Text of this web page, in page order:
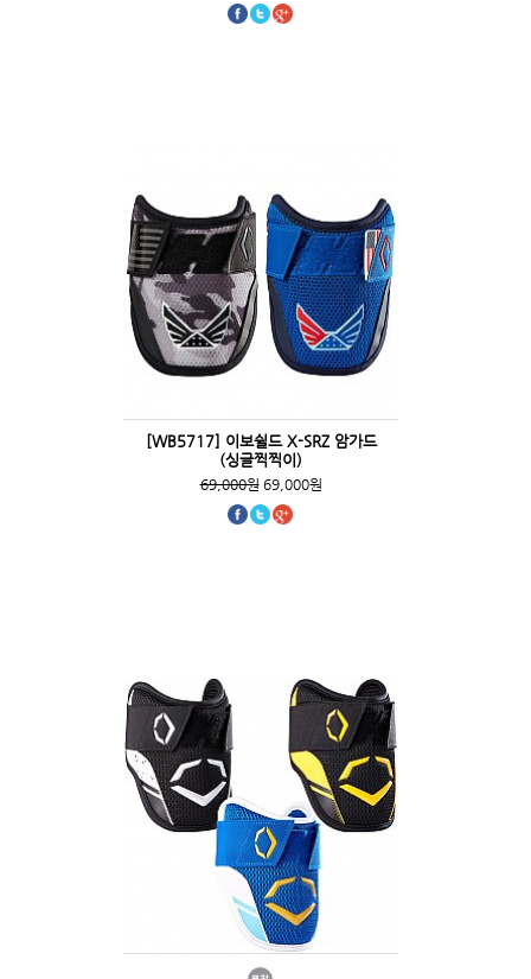
[WB5717] 이보쉴드 X-SRZ 암가드
(싱글찍찍이)
69,000원69,000원